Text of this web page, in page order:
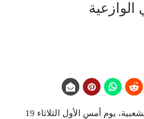
الوازعية
تمكَّنت قواتُ الجيش واللجان الشعبية، يوم أمسٍ الأول الثلاثاء 19